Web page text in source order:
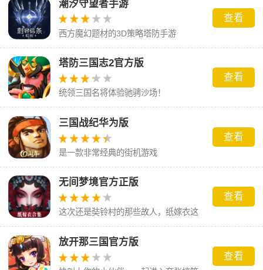
潮汐守望者手游
西方魔幻题材的3D策略塔防手游
查看
塔防三国志2官方版
统领三国名将体验驰骋沙场！
查看
三国战纪华为版
是一款非常经典的街机游戏
查看
无间梦境官方正版
这次还是奘铃村的那些故人，纸嫁衣这
场梦到底会怎么样呢。
查看
放开那三国官方版
查看